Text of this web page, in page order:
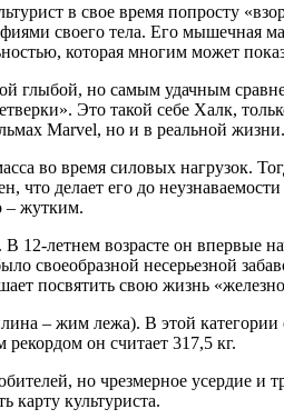
в свое время попросту
своего тела. Его мышечная
которая многим может
глыбой, но самым удачным
Это такой себе Халк,
Marvel, но и в реальной жизни.
во время силовых нагрузок.
что делает его до
– жутким.
12-летнем возрасте он впервые
своеобразной несерьезной
посвятить свою жизнь
– жим лежа). В этой категории
он считает 317,5 кг.
но чрезмерное усердие и
карту культуриста.